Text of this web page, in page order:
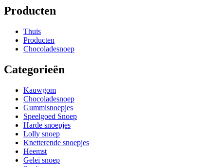
Producten
Thuis
Producten
Chocoladesnoep
Categorieën
Kauwgom
Chocoladesnoep
Gummisnoepjes
Speelgoed Snoep
Harde snoepjes
Lolly snoep
Knetterende snoepjes
Heemst
Gelei snoep